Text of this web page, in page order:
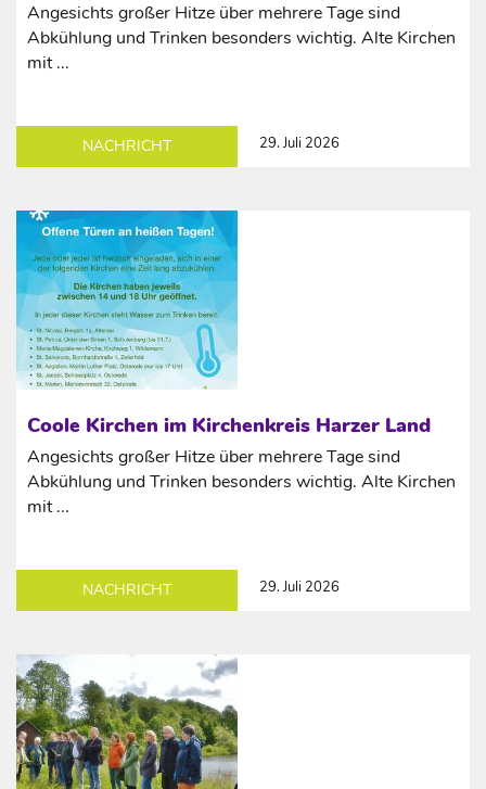
Angesichts großer Hitze über mehrere Tage sind
Abkühlung und Trinken besonders wichtig. Alte Kirchen
mit ...
NACHRICHT 29. Juli 2026
Coole Kirchen im Kirchenkreis Harzer Land
Angesichts großer Hitze über mehrere Tage sind
Abkühlung und Trinken besonders wichtig. Alte Kirchen
mit ...
NACHRICHT 29. Juli 2026